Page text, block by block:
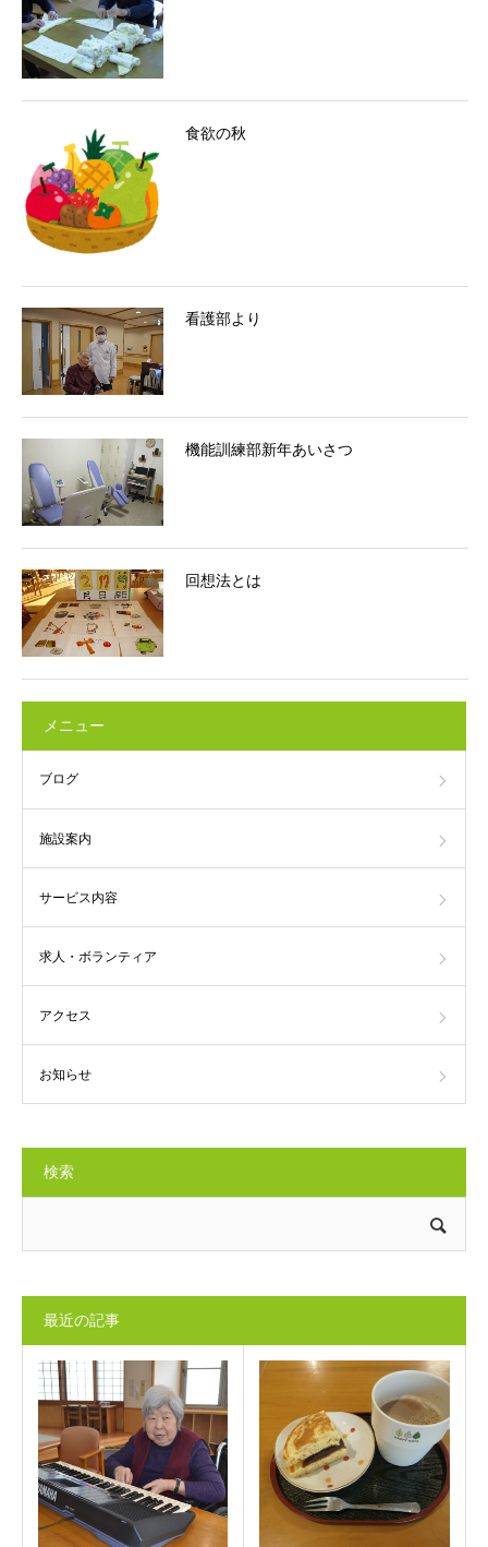
食欲の秋
看護部より
機能訓練部新年あいさつ
回想法とは
メニュー
ブログ
施設案内
サービス内容
求人・ボランティア
アクセス
お知らせ
検索
最近の記事